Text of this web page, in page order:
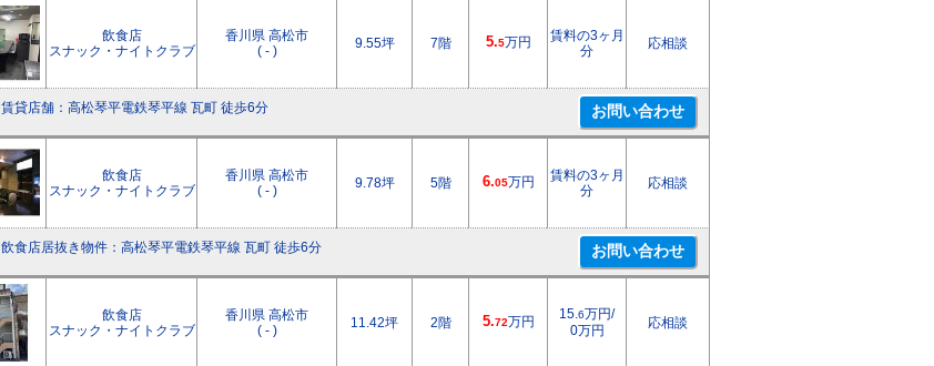
飲食店
スナック・ナイトクラブ
香川県 高松市
( - )
9.55坪 7階 5.5万円
賃料の3ヶ月
分
応相談
賃貸店舗：高松琴平電鉄琴平線 瓦町 徒歩6分
飲食店
スナック・ナイトクラブ
香川県 高松市
( - )
9.78坪 5階 6.05万円
賃料の3ヶ月
分
応相談
飲食店居抜き物件：高松琴平電鉄琴平線 瓦町 徒歩6分
飲食店
スナック・ナイトクラブ
香川県 高松市
( - )
11.42坪 2階 5.72万円 15. 6万円/
0万円
応相談